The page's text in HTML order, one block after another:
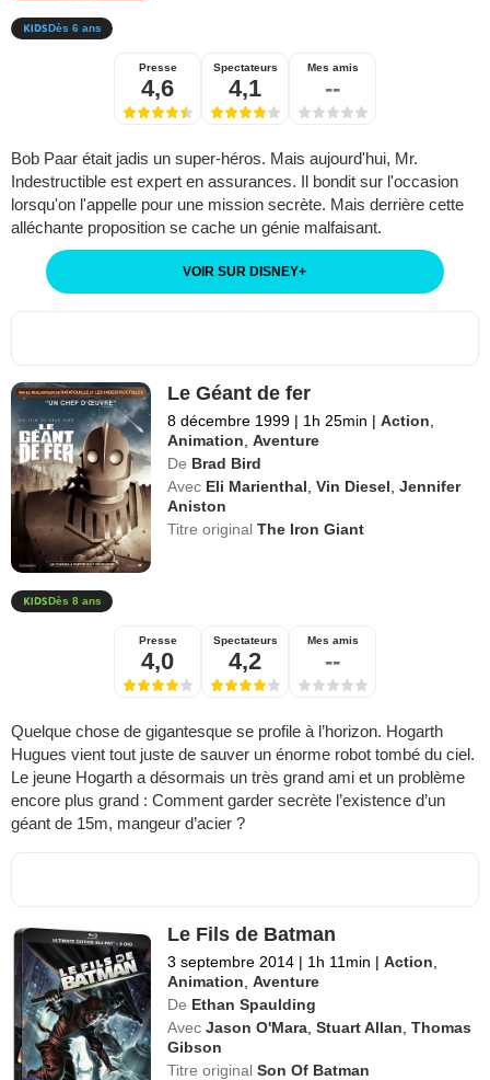
Dès 6 ans
Presse
4,6
Spectateurs
4,1
Mes amis
--
Bob Paar était jadis un super-héros. Mais aujourd'hui, Mr.
Indestructible est expert en assurances. Il bondit sur l'occasion
lorsqu'on l'appelle pour une mission secrète. Mais derrière cette
alléchante proposition se cache un génie malfaisant.
VOIR SUR DISNEY+
Le Géant de fer
8 décembre 1999 | 1h 25min | Action
Animation ,Aventure
De Brad Bird
Avec Eli Marienthal ,Vin Diesel ,Jennifer
Aniston
Titre originalThe Iron Giant
Dès 8 ans
Presse
4,0
Spectateurs
4,2
Mes amis
--
Quelque chose de gigantesque se profile à l’horizon. Hogarth
Hugues vient tout juste de sauver un énorme robot tombé du ciel.
Le jeune Hogarth a désormais un très grand ami et un problème
encore plus grand : Comment garder secrète l’existence d’un
géant de 15m, mangeur d’acier ?
Le Fils de Batman
3 septembre 2014 | 1h 11min | Action
Animation ,Aventure
De Ethan Spaulding
Avec Jason O'Mara ,Stuart Allan ,Thomas
Gibson
Titre originalSon Of Batman